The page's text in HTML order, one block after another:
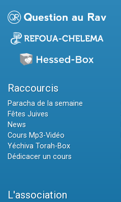
Raccourcis
Paracha de la semaine
Fêtes Juives
News
Cours Mp3-Vidéo
Yéchiva Torah-Box
Dédicacer un cours
L'association